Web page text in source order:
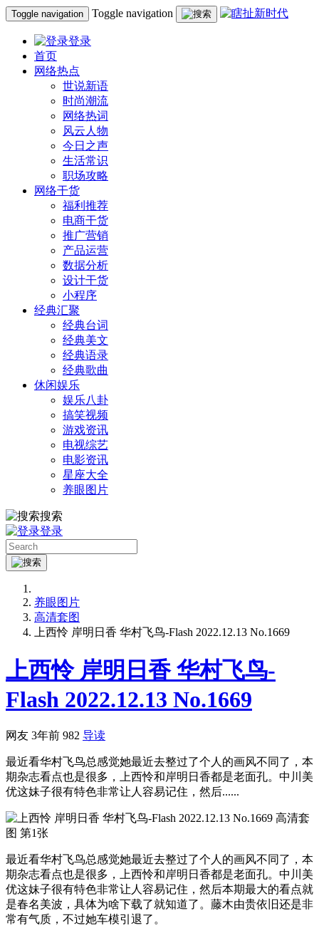
Toggle navigation Toggle navigation
登录
首页
网络热点
世说新语
时尚潮流
网络热词
风云人物
今日之声
生活常识
职场攻略
网络干货
福利推荐
电商干货
推广营销
产品运营
数据分析
设计干货
小程序
经典汇聚
经典台词
经典美文
经典语录
经典歌曲
休闲娱乐
娱乐八卦
搞笑视频
游戏资讯
电视综艺
电影资讯
星座大全
养眼图片
搜索
登录
养眼图片
高清套图
上西怜 岸明日香 华村飞鸟-Flash 2022.12.13 No.1669
上西怜 岸明日香 华村飞鸟-
Flash 2022.12.13 No.1669
网友 3年前 982 导读
最近看华村飞鸟总感觉她最近去整过了个人的画风不同了，本
期杂志看点也是很多，上西怜和岸明日香都是老面孔。中川美
优这妹子很有特色非常让人容易记住，然后......
最近看华村飞鸟总感觉她最近去整过了个人的画风不同了，本
期杂志看点也是很多，上西怜和岸明日香都是老面孔。中川美
优这妹子很有特色非常让人容易记住，然后本期最大的看点就
是春名美波，具体为啥下载了就知道了。藤木由贵依旧还是非
常有气质，不过她车模引退了。